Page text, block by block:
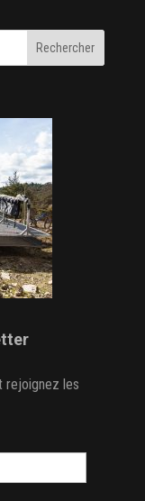
rejoignez les